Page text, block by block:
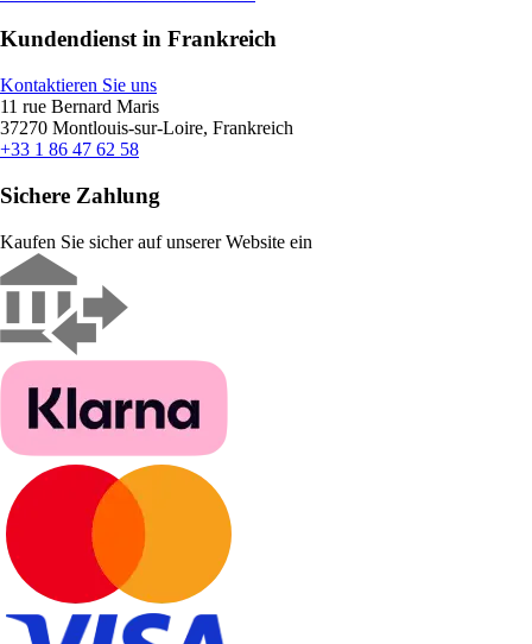
Kundendienst in Frankreich
Kontaktieren Sie uns
11 rue Bernard Maris
37270 Montlouis-sur-Loire, Frankreich
+33 1 86 47 62 58
Sichere Zahlung
Kaufen Sie sicher auf unserer Website ein